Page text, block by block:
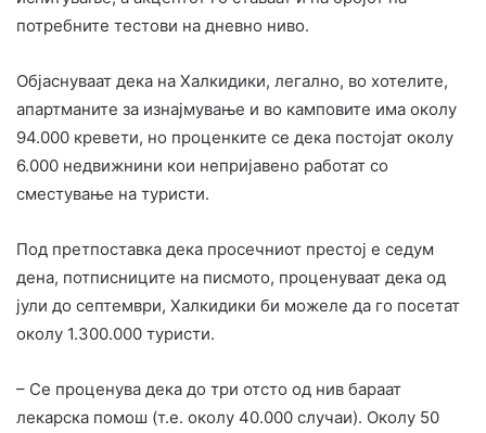
потребните тестови на дневно ниво.
Објаснуваат дека на Халкидики, легално, во хотелите,
апартманите за изнајмување и во камповите има околу
94.000 кревети, но проценките се дека постојат околу
6.000 недвижнини кои непријавено работат со
сместување на туристи.
Под претпоставка дека просечниот престој е седум
дена, потписниците на писмото, проценуваат дека од
јули до септември, Халкидики би можеле да го посетат
околу 1.300.000 туристи.
– Се проценува дека до три отсто од нив бараат
лекарска помош (т.е. околу 40.000 случаи). Околу 50